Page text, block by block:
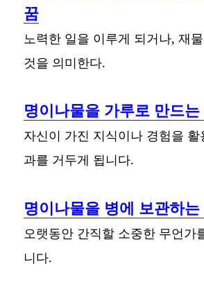
꿈
노력한 일을 이루게 되거나, 재
것을 의미한다.
명이나물을 가루로 만드는
자신이 가진 지식이나 경험을 활
과를 거두게 됩니다.
명이나물을 병에 보관하는
오랫동안 간직할 소중한 무언가
니다.